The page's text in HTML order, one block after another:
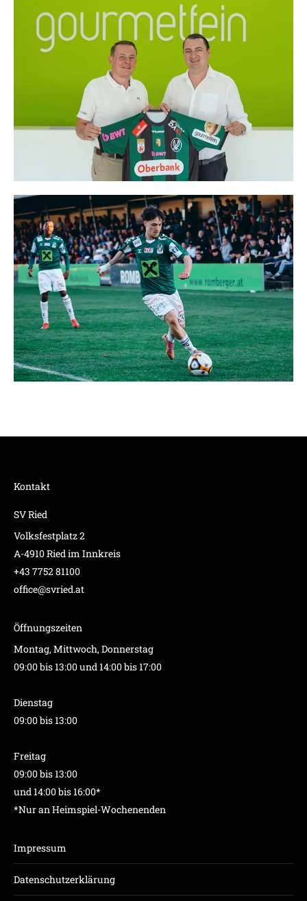
Kontakt
SV Ried
Volksfestplatz 2
A-4910 Ried im Innkreis
+43 7752 81100
office@svried.at
Öffnungszeiten
Montag, Mittwoch, Donnerstag
09:00 bis 13:00 und 14:00 bis 17:00
Dienstag
09:00 bis 13:00
Freitag
09:00 bis 13:00
und 14:00 bis 16:00*
*Nur an Heimspiel-Wochenenden
Impressum
Datenschutzerklärung